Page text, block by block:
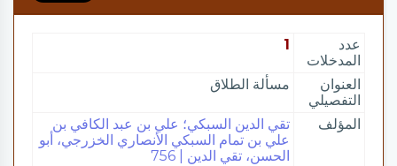
عدد
المدخلات
1
العنوان
التفصيلي
مسألة الطلاق
المؤلف
تقي الدين السبكي؛ علي بن عبد الكافي بن
علي بن تمام السبكي الأنصاري الخزرجي، أبو
الحسن، تقي الدين | 756